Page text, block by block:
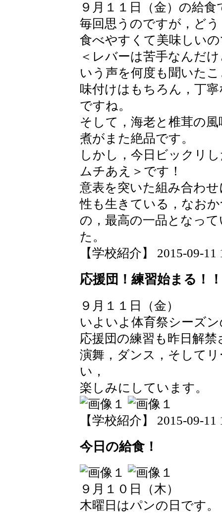
９月１１日（金）の給食
毎回思うのですが，ど
食べやすくて美味しい
＜レバーは苦手なんだ
いう声を何度も聞いた
味付けはもちろん，丁
ですね。
そして，海老と椎茸の
煮がまた絶品です。
しかし，今日ビックリ
ムチあえ＞です！
意表を突いた組み合わ
性も生きている，なお
の，最高の一品となっ
た。
【学校紹介】 2015-09-11
応援団！練習始まる！！
９月１１日（金）
いよいよ体育祭シーズ
応援団の練習も昨日解
演舞，ダンス，そして
い，
楽しみにしています。
【学校紹介】 2015-09-11
今日の給食！
９月１０日（木）
木曜日はパンの日です。